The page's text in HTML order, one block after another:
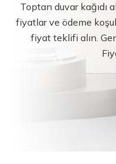
Toptan duvar kağıdı
fiyatlar ve ödeme
fiyat teklifi alın.